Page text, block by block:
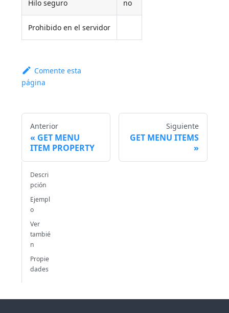
Hilo seguro no
Prohibido en el servidor
Comente esta
página
Anterior
GET MENU
ITEM PROPERTY
Siguiente
GET MENU ITEMS
Descri
pción
Ejempl
o
Ver
tambié
n
Propie
dades